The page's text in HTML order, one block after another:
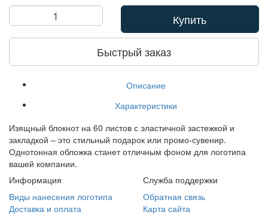
Купить
Быстрый заказ
Описание
Характеристики
Изящный блокнот на 60 листов с эластичной застежкой и
закладкой – это стильный подарок или промо-сувенир.
Однотонная обложка станет отличным фоном для логотипа
вашей компании.
Информация
Виды нанесения логотипа
Доставка и оплата
Служба поддержки
Обратная связь
Карта сайта